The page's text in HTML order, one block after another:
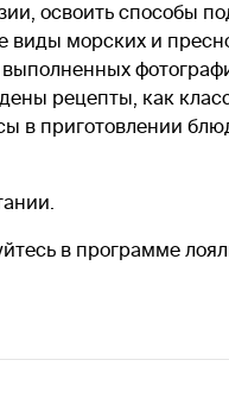
освоить способы
виды морских и
рецепты, как
в приготовлении
в программе